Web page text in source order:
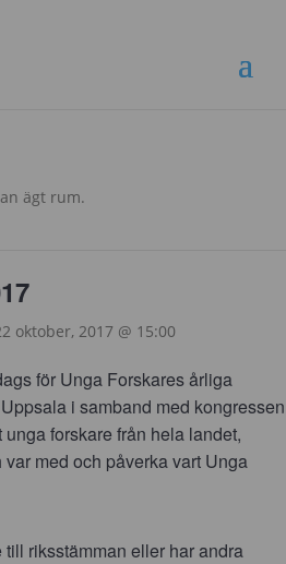
ägt rum.
oktober, 2017 @ 15:00
för Unga Forskares årliga
i samband med kongressen
forskare från hela landet,
med och påverka vart Unga
riksstämman eller har andra